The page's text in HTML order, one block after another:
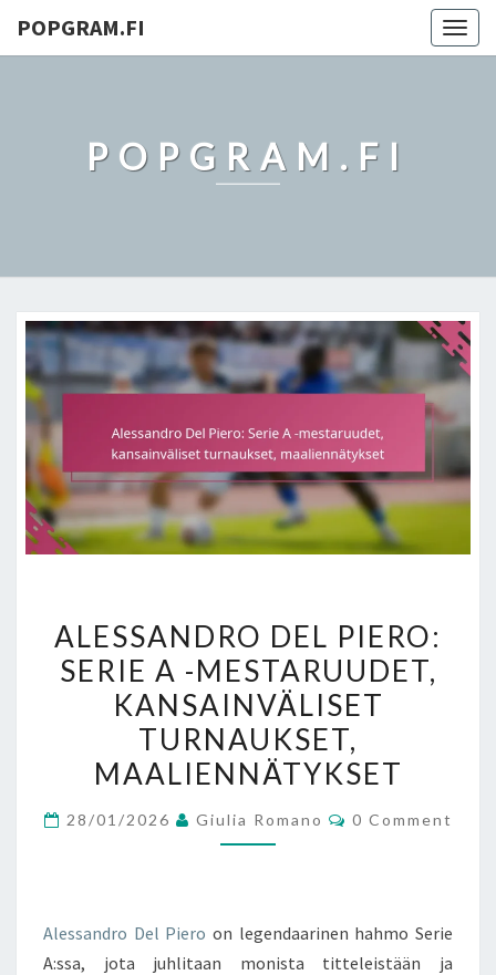
POPGRAM.FI
POPGRAM.FI
DEL
PIERO:
SERIE
A
-
MESTARUUDET,
KANSAINVÄLISET
TURNAUKSET,
ALESSANDRO DEL PIERO:
SERIE A -MESTARUUDET,
KANSAINVÄLISET
TURNAUKSET,
MAALIENNÄTYKSET
28/01/2026 Giulia Romano Comments
0 Comment
Alessandro Del Piero on legendaarinen hahmo Serie
A:ssa, jota juhlitaan monista titteleistään ja